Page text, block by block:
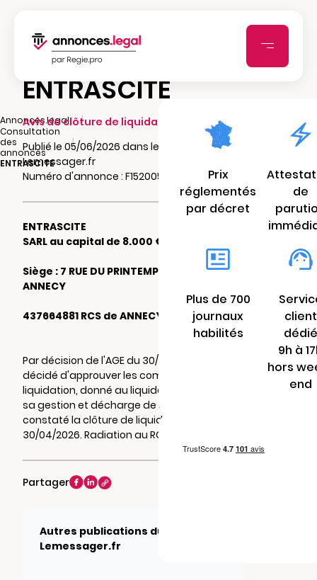
Annonces.legal
|
Consultation
des
annonces
|
ENTRASCITE
ENTRASCITE
Avis de clôture de liquidation
Publié le 05/06/2026 dans le journal
Lemessager.fr
Numéro d'annonce : F1520056403vm
ENTRASCITE
SARL au capital de 8.000 €
Siège : 7 RUE DU PRINTEMPS 74000
ANNECY
437664881 RCS de ANNECY
Par décision de l'AGE du 30/05/2026, il a été
décidé d'approuver les comptes de
liquidation, donné au liquidateur , quitus de
sa gestion et décharge de son mandat et
constaté la clôture de liquidation au
30/04/2026. Radiation au RCS de ANNECY.
Partager
Autres publications du journal
Lemessager.fr
Prix
réglementés
par décret
de
Plus de 700
journaux
habilités
client
dédié
9h à
hors
end